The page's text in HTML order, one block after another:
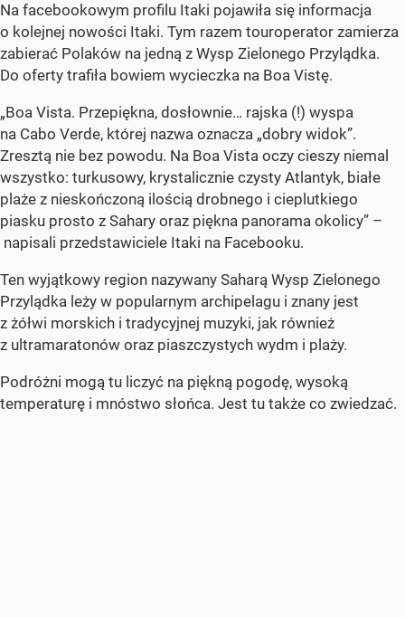
Na facebookowym profilu Itaki pojawiła się informacja
o kolejnej nowości Itaki. Tym razem touroperator zamierza
zabierać Polaków na jedną z Wysp Zielonego Przylądka.
Do oferty trafiła bowiem wycieczka na Boa Vistę.
„Boa Vista. Przepiękna, dosłownie… rajska (!) wyspa
na Cabo Verde, której nazwa oznacza „dobry widok”.
Zresztą nie bez powodu. Na Boa Vista oczy cieszy niemal
wszystko: turkusowy, krystalicznie czysty Atlantyk, białe
plaże z nieskończoną ilością drobnego i cieplutkiego
piasku prosto z Sahary oraz piękna panorama okolicy” –
napisali przedstawiciele Itaki na Facebooku.
Ten wyjątkowy region nazywany Saharą Wysp Zielonego
Przylądka leży w popularnym archipelagu i znany jest
z żółwi morskich i tradycyjnej muzyki, jak również
z ultramaratonów oraz piaszczystych wydm i plaży.
Podróżni mogą tu liczyć na piękną pogodę, wysoką
temperaturę i mnóstwo słońca. Jest tu także co zwiedzać.